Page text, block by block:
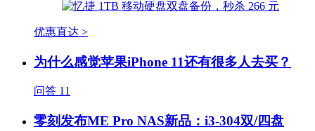
优惠直达 >
为什么感觉苹果iPhone 11还有很多人去买？
问答 11
零刻发布ME Pro NAS新品：i3-304双/四盘